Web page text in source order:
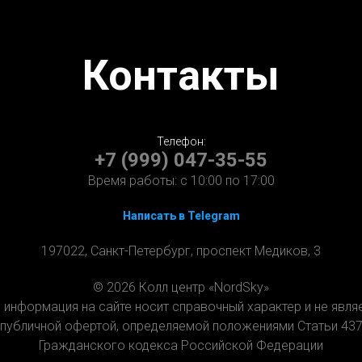
Контакты
Телефон:
+7 (999) 047-35-55
Время работы: с 10:00 по 17:00
Написать в Telegram
197022, Санкт-Петербург, проспект Медиков, 3
© 2026 Колл центр «NordSky»
на сайте носит справочный характер и не
публичной офертой, определяемой положениями Статьи 437
Гражданского кодекса Российской Федерации